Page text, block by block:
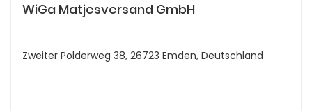
WiGa Matjesversand GmbH
Zweiter Polderweg 38, 26723 Emden, Deutschland